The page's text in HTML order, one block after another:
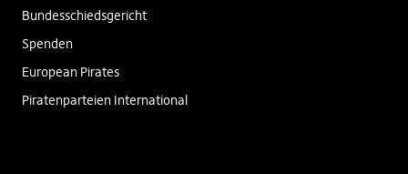
Bundesschiedsgericht
Spenden
European Pirates
Piratenparteien International